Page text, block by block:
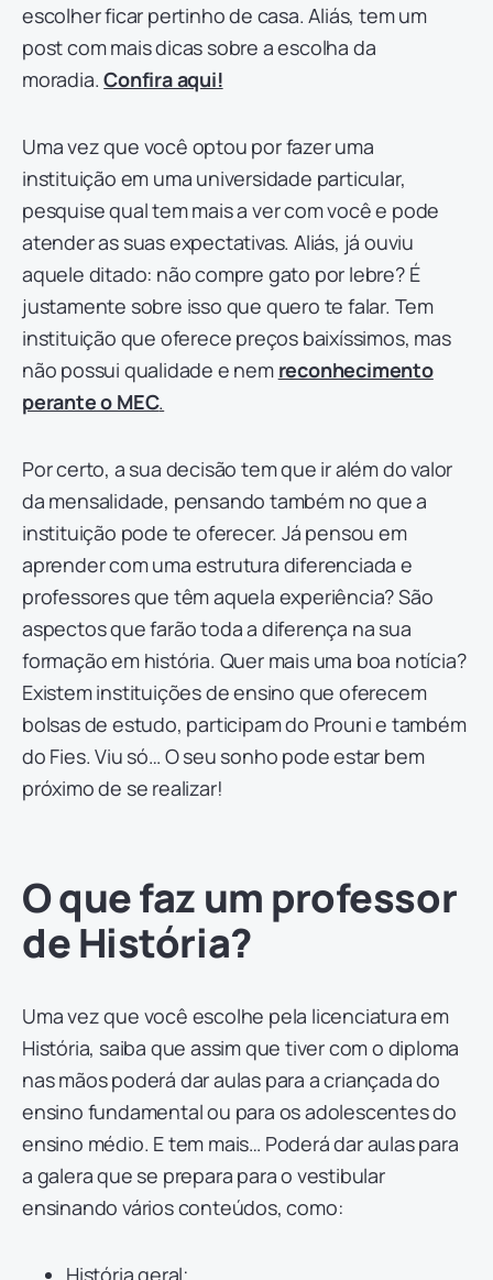
escolher ficar pertinho de casa. Aliás, tem um
post com mais dicas sobre a escolha da
moradia.Confira aqui!
Uma vez que você optou por fazer uma
instituição em uma universidade particular,
pesquise qual tem mais a ver com você e pode
atender as suas expectativas. Aliás, já ouviu
aquele ditado: não compre gato por lebre? É
justamente sobre isso que quero te falar. Tem
instituição que oferece preços baixíssimos, mas
não possui qualidade e nem reconhecimento
perante o MEC.
Por certo, a sua decisão tem que ir além do valor
da mensalidade, pensando também no que a
instituição pode te oferecer. Já pensou em
aprender com uma estrutura diferenciada e
professores que têm aquela experiência? São
aspectos que farão toda a diferença na sua
formação em história. Quer mais uma boa notícia?
Existem instituições de ensino que oferecem
bolsas de estudo, participam do Prouni e também
do Fies. Viu só… O seu sonho pode estar bem
próximo de se realizar!
O que faz um professor
de História?
Uma vez que você escolhe pela licenciatura em
História, saiba que assim que tiver com o diploma
nas mãos poderá dar aulas para a criançada do
ensino fundamental ou para os adolescentes do
ensino médio. E tem mais… Poderá dar aulas para
a galera que se prepara para o vestibular
ensinando vários conteúdos, como:
História geral;